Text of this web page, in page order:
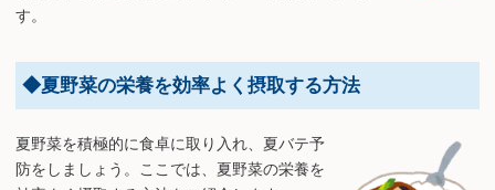
す。
◆夏野菜の栄養を効率よく摂取する方法
夏野菜を積極的に食卓に取り入れ、夏バテ予
防をしましょう。ここでは、夏野菜の栄養を